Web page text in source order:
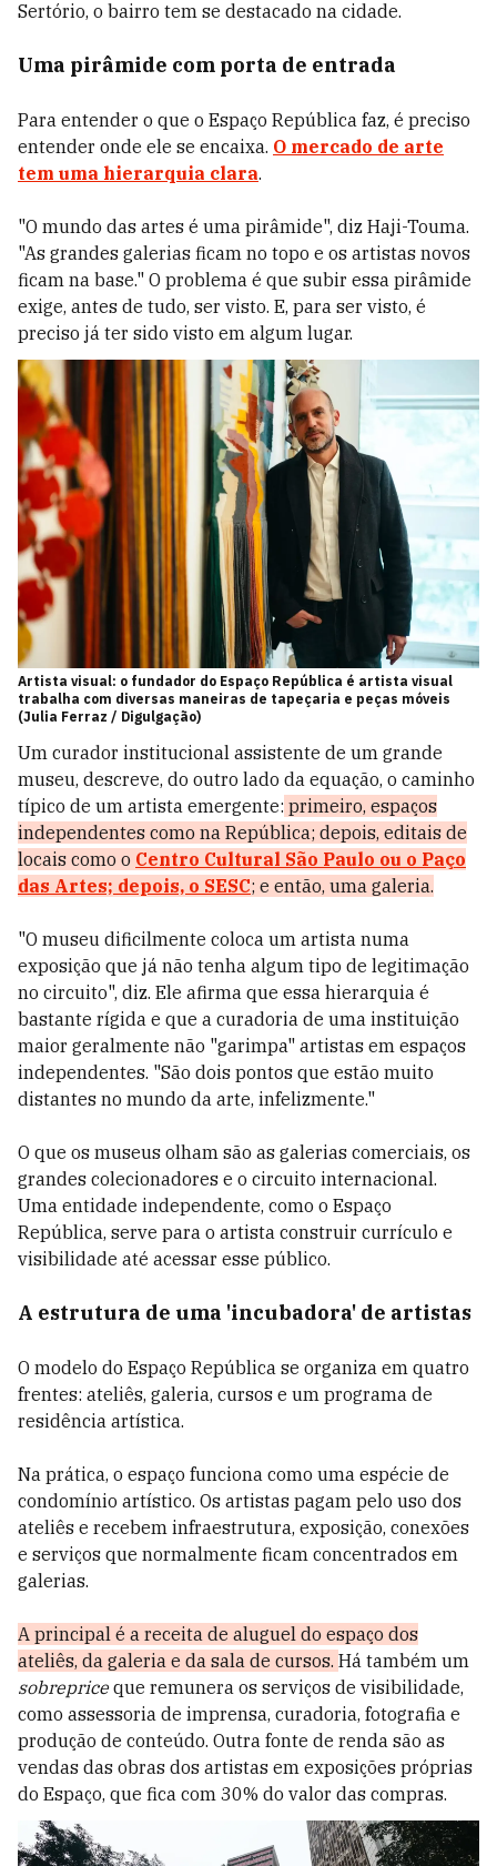
Sertório, o bairro tem se destacado na cidade.
Uma pirâmide com porta de entrada
Para entender o que o Espaço República faz, é preciso
entender onde ele se encaixa. O mercado de arte
tem uma hierarquia clara.
"O mundo das artes é uma pirâmide", diz Haji-Touma.
"As grandes galerias ficam no topo e os artistas novos
ficam na base." O problema é que subir essa pirâmide
exige, antes de tudo, ser visto. E, para ser visto, é
preciso já ter sido visto em algum lugar.
Artista visual: o fundador do Espaço República é artista visual
trabalha com diversas maneiras de tapeçaria e peças móveis
(Julia Ferraz / Digulgação)
Um curador institucional assistente de um grande
museu, descreve, do outro lado da equação, o caminho
típico de um artista emergente: primeiro, espaços
independentes como na República; depois, editais de
locais como o Centro Cultural São Paulo ou o Paço
das Artes; depois, o SESC; e então, uma galeria.
"O museu dificilmente coloca um artista numa
exposição que já não tenha algum tipo de legitimação
no circuito", diz. Ele afirma que essa hierarquia é
bastante rígida e que a curadoria de uma instituição
maior geralmente não "garimpa" artistas em espaços
independentes. "São dois pontos que estão muito
distantes no mundo da arte, infelizmente."
O que os museus olham são as galerias comerciais, os
grandes colecionadores e o circuito internacional.
Uma entidade independente, como o Espaço
República, serve para o artista construir currículo e
visibilidade até acessar esse público.
A estrutura de uma 'incubadora' de artistas
O modelo do Espaço República se organiza em quatro
frentes: ateliês, galeria, cursos e um programa de
residência artística.
Na prática, o espaço funciona como uma espécie de
condomínio artístico. Os artistas pagam pelo uso dos
ateliês e recebem infraestrutura, exposição, conexões
e serviços que normalmente ficam concentrados em
galerias.
A principal é a receita de aluguel do espaço dos
ateliês, da galeria e da sala de cursos. Há também um
sobrepriceque remunera os serviços de visibilidade,
como assessoria de imprensa, curadoria, fotografia e
produção de conteúdo. Outra fonte de renda são as
vendas das obras dos artistas em exposições próprias
do Espaço, que fica com 30% do valor das compras.